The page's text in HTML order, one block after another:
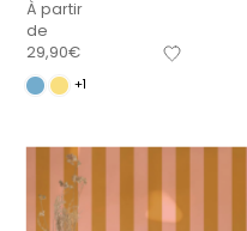
À partir
de
29,90€
+1